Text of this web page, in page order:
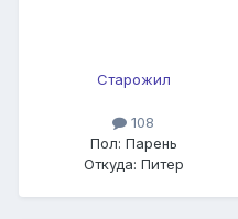
Старожил
108
Пол: Парень
Откуда: Питер